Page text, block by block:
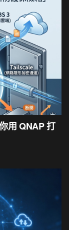
用 QNAP 打